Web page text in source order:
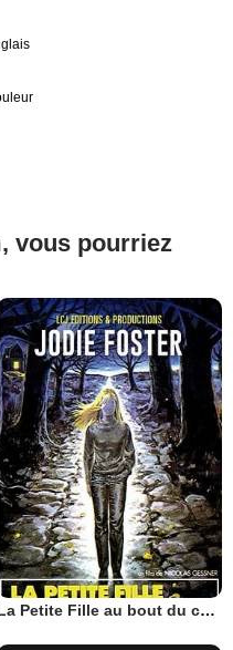
vous pourriez
La Petite Fille au bout du chemin